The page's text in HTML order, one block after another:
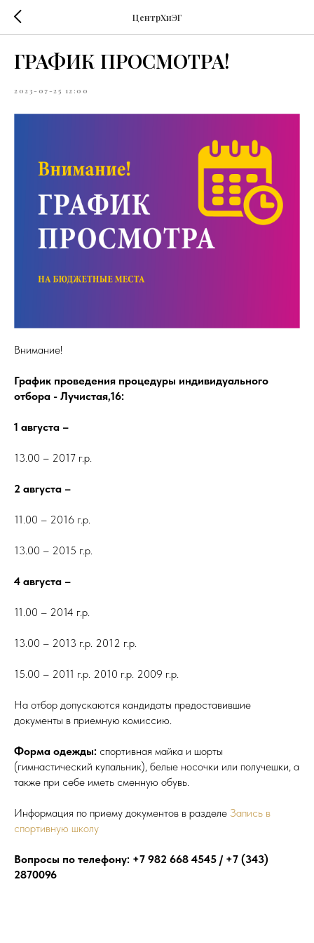
ЦентрХиЭГ
ГРАФИК ПРОСМОТРА!
2023-07-25 12:00
Внимание!
График проведения процедуры индивидуального
отбора - Лучистая,16:
1 августа –
13.00 – 2017 г.р.
2 августа –
11.00 – 2016 г.р.
13.00 – 2015 г.р.
4 августа –
11.00 – 2014 г.р.
13.00 – 2013 г.р. 2012 г.р.
15.00 – 2011 г.р. 2010 г.р. 2009 г.р.
На отбор допускаются кандидаты предоставившие
документы в приемную комиссию.
Форма одежды: спортивная майка и шорты
(гимнастический купальник), белые носочки или получешки, а
также при себе иметь сменную обувь.
Информация по приему документов в разделе Запись в
спортивную школу
Вопросы по телефону: +7 982 668 4545 / +7 (343)
2870096